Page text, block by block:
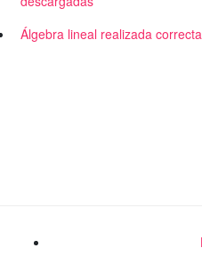
Álgebra lineal realizada